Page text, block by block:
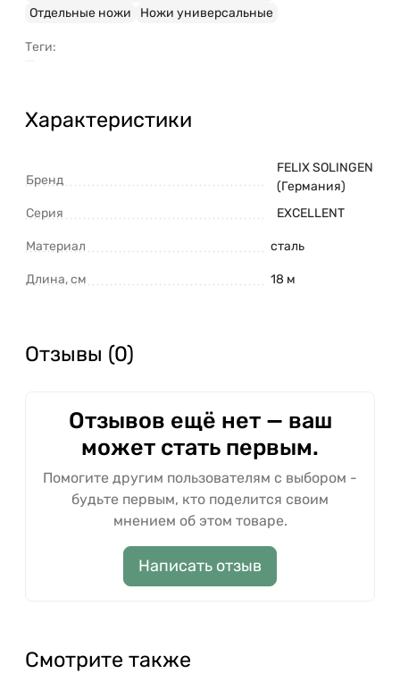
Отдельные ножи Ножи универсальные
Теги:
Характеристики
Бренд
FELIX SOLINGEN
(Германия)
Серия
EXCELLENT
Материал сталь
Длина, см 18 м
Отзывы (0)
Отзывов ещё нет — ваш
может стать первым.
Помогите другим пользователям с выбором -
будьте первым, кто поделится своим
мнением об этом товаре.
Написать отзыв
Смотрите также